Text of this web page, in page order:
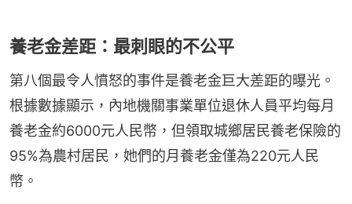
養老金差距：最刺眼的不公平
第八個最令人憤怒的事件是養老金巨大差距的曝光。
根據數據顯示，內地機關事業單位退休人員平均每月
養老金約6000元人民幣，但領取城鄉居民養老保險的
95%為農村居民，她們的月養老金僅為220元人民
幣。